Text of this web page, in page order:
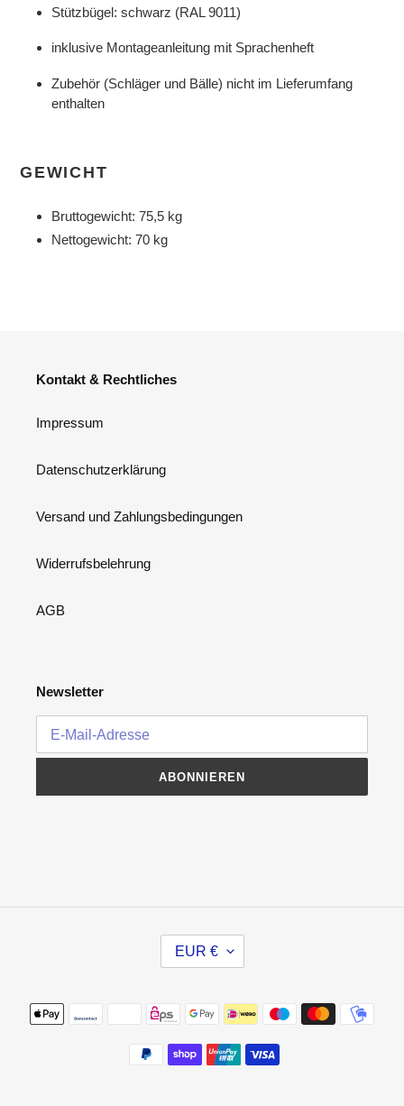
Stützbügel: schwarz (RAL 9011)
inklusive Montageanleitung mit Sprachenheft
Zubehör (Schläger und Bälle) nicht im Lieferumfang
enthalten
GEWICHT
Bruttogewicht: 75,5 kg
Nettogewicht: 70 kg
Kontakt & Rechtliches
Impressum
Datenschutzerklärung
Versand und Zahlungsbedingungen
Widerrufsbelehrung
AGB
Newsletter
ABONNIEREN
W
U
G
EUR €
Zahlungsmethoden